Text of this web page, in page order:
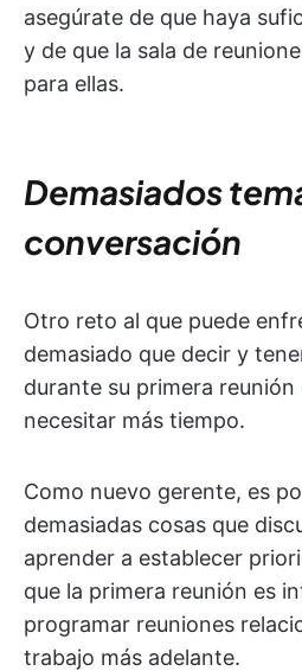
asegúrate de que haya
y de que la sala de
para ellas.
Demasiados
conversación
Otro reto al que puede
demasiado que decir y
durante su primera
necesitar más tiempo.
Como nuevo gerente, es
demasiadas cosas que
aprender a establecer
que la primera reunión es
programar reuniones
trabajo más adelante.